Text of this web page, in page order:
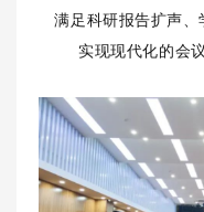
满足科研报告扩声、
实现现代化的会